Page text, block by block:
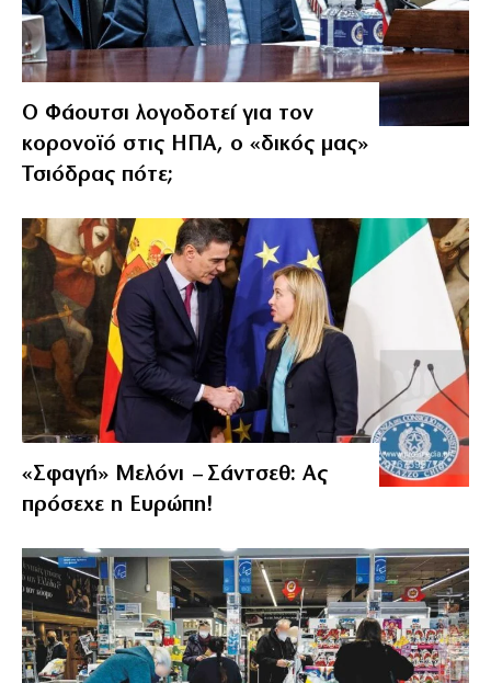
Ο Φάουτσι λογοδοτεί για τον
κορονοϊό στις ΗΠΑ, ο «δικός μας»
Τσιόδρας πότε;
«Σφαγή» Μελόνι – Σάντσεθ: Ας
πρόσεχε η Ευρώπη!